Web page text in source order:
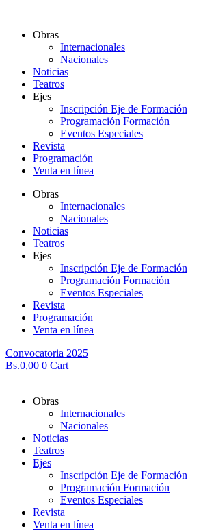
contenidoObras
Internacionales
Nacionales
Noticias
Teatros
Ejes
Inscripción Eje de Formación
Programación Formación
Eventos Especiales
Revista
Programación
Venta en línea
Obras
Internacionales
Nacionales
Noticias
Teatros
Ejes
Inscripción Eje de Formación
Programación Formación
Eventos Especiales
Revista
Programación
Venta en línea
Convocatoria 2025
Bs.0,00 0 Cart
Obras
Internacionales
Nacionales
Noticias
Teatros
Ejes
Inscripción Eje de Formación
Programación Formación
Eventos Especiales
Revista
Venta en línea